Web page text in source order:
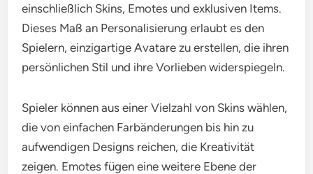
einschließlich Skins, Emotes und exklusiven Items.
Dieses Maß an Personalisierung erlaubt es den
Spielern, einzigartige Avatare zu erstellen, die ihren
persönlichen Stil und ihre Vorlieben widerspiegeln.
Spieler können aus einer Vielzahl von Skins wählen,
die von einfachen Farbänderungen bis hin zu
aufwendigen Designs reichen, die Kreativität
zeigen. Emotes fügen eine weitere Ebene der